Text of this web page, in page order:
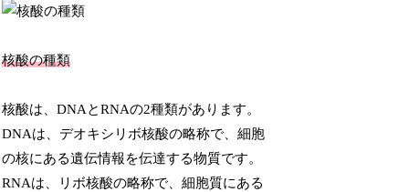
核酸の種類
核酸は、DNAとRNAの2種類があります。
DNAは、デオキシリボ核酸の略称で、細胞
の核にある遺伝情報を伝達する物質です。
RNAは、リボ核酸の略称で、細胞質にある